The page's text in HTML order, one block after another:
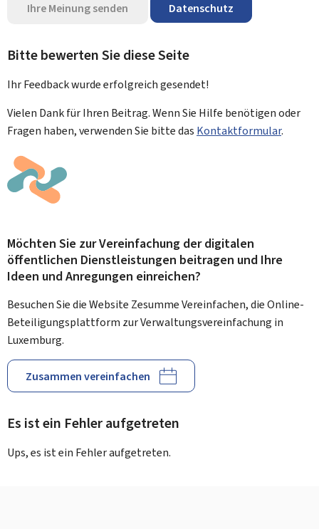
Ihre Meinung senden Datenschutz
Bitte bewerten Sie diese Seite
Ihr Feedback wurdeerfolgreichgesendet!
Vielen Dank für Ihren Beitrag. Wenn Sie Hilfe benötigen oder
Fragen haben, verwenden Sie bitte das Kontaktformular.
Möchten Sie zur Vereinfachung der digitalen
öffentlichen Dienstleistungen beitragen und Ihre
Ideen und Anregungen einreichen?
Besuchen Sie die Website Zesumme Vereinfachen, die Online-
Beteiligungsplattform zur Verwaltungsvereinfachung in
Luxemburg.
Zusammen vereinfachen
Es ist ein Fehler aufgetreten
Ups, es ist ein Fehler aufgetreten.